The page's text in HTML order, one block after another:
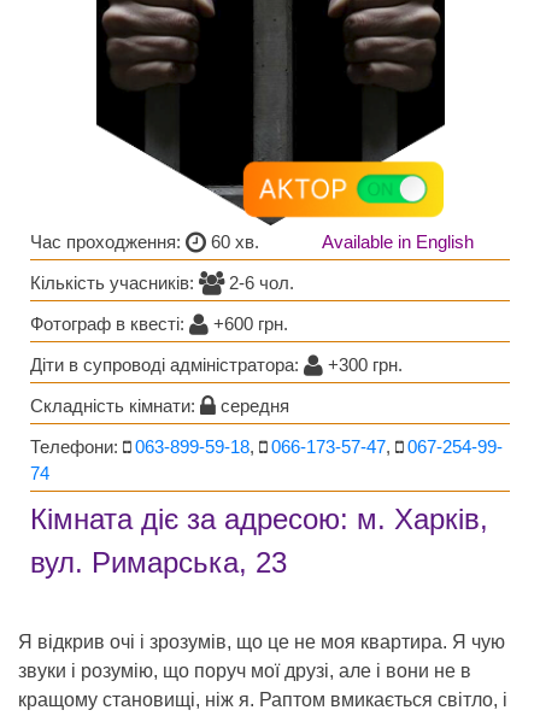
Час проходження: 60 хв. Available in English
Кількість учасників:
2-6 чол.
Фотограф в квестi:
+600 грн.
Діти в супроводі адміністратора:
+300 грн.
Складність кімнати:
середня
Телефони:
063-899-59-18, 066-173-57-47,
067-254-99-
74
Кімната діє за адресою: м. Харків,
вул. Римарська, 23
Я відкрив очі і зрозумів, що це не моя квартира. Я чую
звуки і розумію, що поруч мої друзі, але і вони не в
кращому становищі, ніж я. Раптом вмикається світло, і